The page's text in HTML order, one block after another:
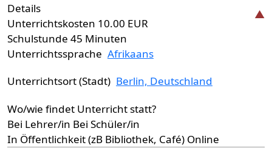
Details
Unterrichtskosten 10.00 EUR
Schulstunde 45 Minuten
Unterrichtssprache Afrikaans
Unterrichtsort (Stadt) Berlin, Deutschland
Wo/wie findet Unterricht statt?
Bei Lehrer/in Bei Schüler/in
In Öffentlichkeit (zB Bibliothek, Café) Online